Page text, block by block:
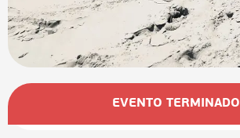
Horarios y datos de contacto
EVENTO TERMINADO